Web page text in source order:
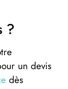
?
un devis
dès